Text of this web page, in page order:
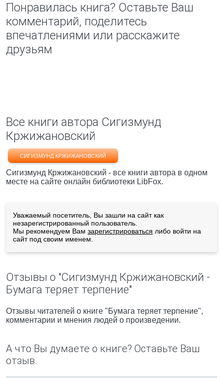
Понравилась книга? Оставьте Ваш
комментарий, поделитесь
впечатлениями или расскажите
друзьям
Все книги автора Сигизмунд
Кржижановский
СИГИЗМУНД КРЖИЖАНОВСКИЙ
Сигизмунд Кржижановский - все книги автора в одном
месте на сайте онлайн библиотеки LibFox.
Уважаемый посетитель, Вы зашли на сайт как
незарегистрированный пользователь.
Мы рекомендуем Вам зарегистрироваться либо войти на
сайт под своим именем.
Отзывы о "Сигизмунд Кржижановский -
Бумага теряет терпение"
Отзывы читателей о книге "Бумага теряет терпение",
комментарии и мнения людей о произведении.
А что Вы думаете о книге? Оставьте Ваш
отзыв.